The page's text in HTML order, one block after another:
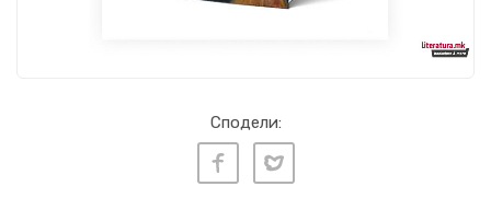
Сподели: